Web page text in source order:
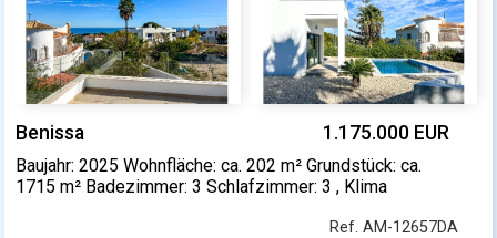
Benissa 1.175.000 EUR
Baujahr: 2025 Wohnfläche: ca. 202 m² Grundstück: ca.
1715 m² Badezimmer: 3 Schlafzimmer: 3 , Klima
Ref. AM-12657DA